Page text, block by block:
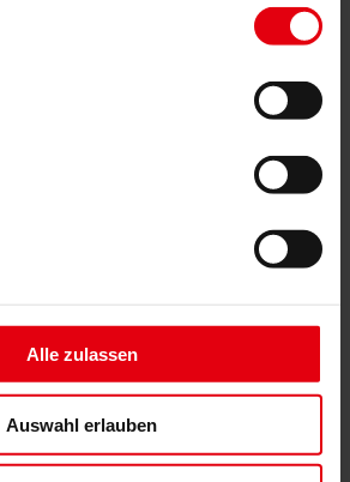
Alle zulassen
Auswahl erlauben
Information Modeling (BIM)